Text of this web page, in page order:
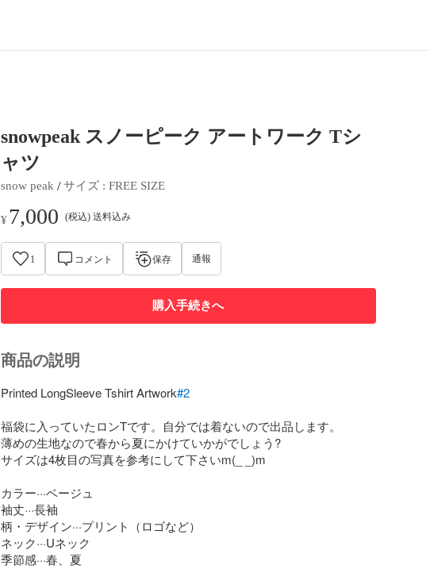
snowpeak スノーピーク アートワーク Tシ
ャツ
snow peak / サイズ : FREE SIZE
¥ 7,000 (税込) 送料込み
1 コメント 保存 通報
購入手続きへ
商品の説明
Printed LongSleeve Tshirt Artwork#2
福袋に入っていたロンTです。自分では着ないので出品します。
薄めの生地なので春から夏にかけていかがでしょう?
サイズは4枚目の写真を参考にして下さいm(_ _)m
カラー···ベージュ
袖丈···長袖
柄・デザイン···プリント（ロゴなど）
ネック···Uネック
季節感···春、夏